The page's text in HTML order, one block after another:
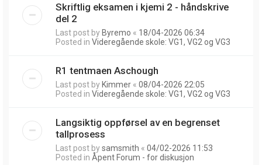
Skriftlig eksamen i kjemi 2 - håndskrive
del 2
Last post by Byremo « 18/04-2026 06:34
Posted in Videregående skole: VG1, VG2 og VG3
R1 tentmaen Aschough
Last post by Kimmer « 08/04-2026 22:05
Posted in Videregående skole: VG1, VG2 og VG3
Langsiktig oppførsel av en begrenset
tallprosess
Last post bysamsmith « 04/02-2026 11:53
Posted in Åpent Forum - for diskusjon